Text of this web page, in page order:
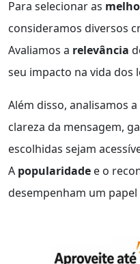
Para selecionar as
consideramos diversos
Avaliamos a relevância
seu impacto na vida dos
Além disso, analisamos a
clareza da mensagem,
escolhidas sejam
A popularidade e o
desempenham um